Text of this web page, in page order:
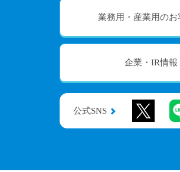
業務用・産業用のお
企業・IR情報
公式SNS